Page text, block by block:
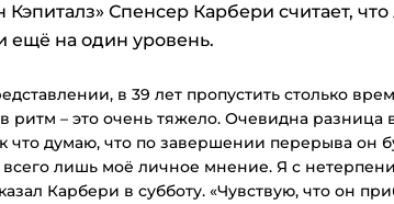
Кэпиталз» Спенсер Карбери считает,
ещё на один уровень.
в 39 лет пропустить столько
ритм – это очень тяжело. Очевидна разница
что думаю, что по завершении перерыва он
всего лишь моё личное мнение. Я с
Карбери в субботу. «Чувствую, что он